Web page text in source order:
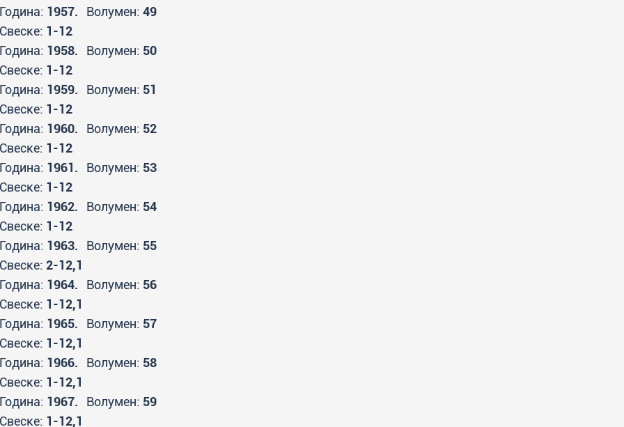
Година: 1957. Волумен: 49
Свеске: 1-12
Година: 1958. Волумен: 50
Свеске: 1-12
Година: 1959. Волумен: 51
Свеске: 1-12
Година: 1960. Волумен: 52
Свеске: 1-12
Година: 1961. Волумен: 53
Свеске: 1-12
Година: 1962. Волумен: 54
Свеске: 1-12
Година: 1963. Волумен: 55
Свеске: 2-12,1
Година: 1964. Волумен: 56
Свеске: 1-12,1
Година: 1965. Волумен: 57
Свеске: 1-12,1
Година: 1966. Волумен: 58
Свеске: 1-12,1
Година: 1967. Волумен: 59
Свеске: 1-12,1